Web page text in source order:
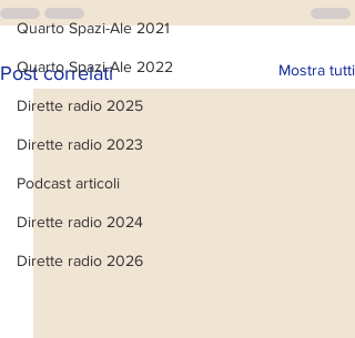
Quarto Spazi-Ale 2021
Quarto Spazi-Ale 2022
Dirette radio 2025
Dirette radio 2023
Podcast articoli
Dirette radio 2024
Dirette radio 2026
Post correlati Mostra tutti